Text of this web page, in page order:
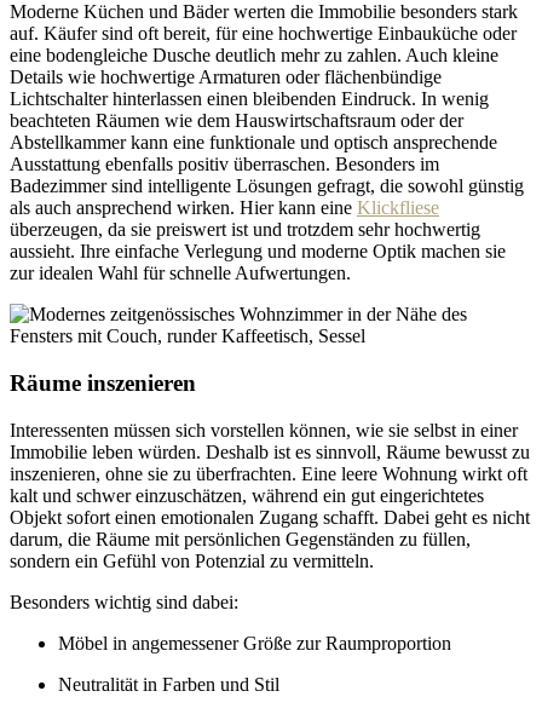
Moderne Küchen und Bäder werten die Immobilie besonders stark
auf. Käufer sind oft bereit, für eine hochwertige Einbauküche oder
eine bodengleiche Dusche deutlich mehr zu zahlen. Auch kleine
Details wie hochwertige Armaturen oder flächenbündige
Lichtschalter hinterlassen einen bleibenden Eindruck. In wenig
beachteten Räumen wie dem Hauswirtschaftsraum oder der
Abstellkammer kann eine funktionale und optisch ansprechende
Ausstattung ebenfalls positiv überraschen. Besonders im
Badezimmer sind intelligente Lösungen gefragt, die sowohl günstig
als auch ansprechend wirken. Hier kann eine Klickfliese
überzeugen, da sie preiswert ist und trotzdem sehr hochwertig
aussieht. Ihre einfache Verlegung und moderne Optik machen sie
zur idealen Wahl für schnelle Aufwertungen.
Räume inszenieren
Interessenten müssen sich vorstellen können, wie sie selbst in einer
Immobilie leben würden. Deshalb ist es sinnvoll, Räume bewusst zu
inszenieren, ohne sie zu überfrachten. Eine leere Wohnung wirkt oft
kalt und schwer einzuschätzen, während ein gut eingerichtetes
Objekt sofort einen emotionalen Zugang schafft. Dabei geht es nicht
darum, die Räume mit persönlichen Gegenständen zu füllen,
sondern ein Gefühl von Potenzial zu vermitteln.
Besonders wichtig sind dabei:
Möbel in angemessener Größe zur Raumproportion
Neutralität in Farben und Stil